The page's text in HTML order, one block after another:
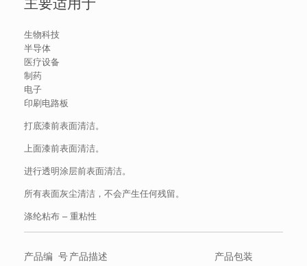
生物科技
半导体
医疗设备
制药
电子
印刷电路板
打底漆前表面清洁。
上面漆前表面清洁。
进行透明涂层前表面清洁。
所有表面灰尘清洁，不会产生任何残留。
涤纶粘布 – 重粘性
产品编 号产品描述
产品包装